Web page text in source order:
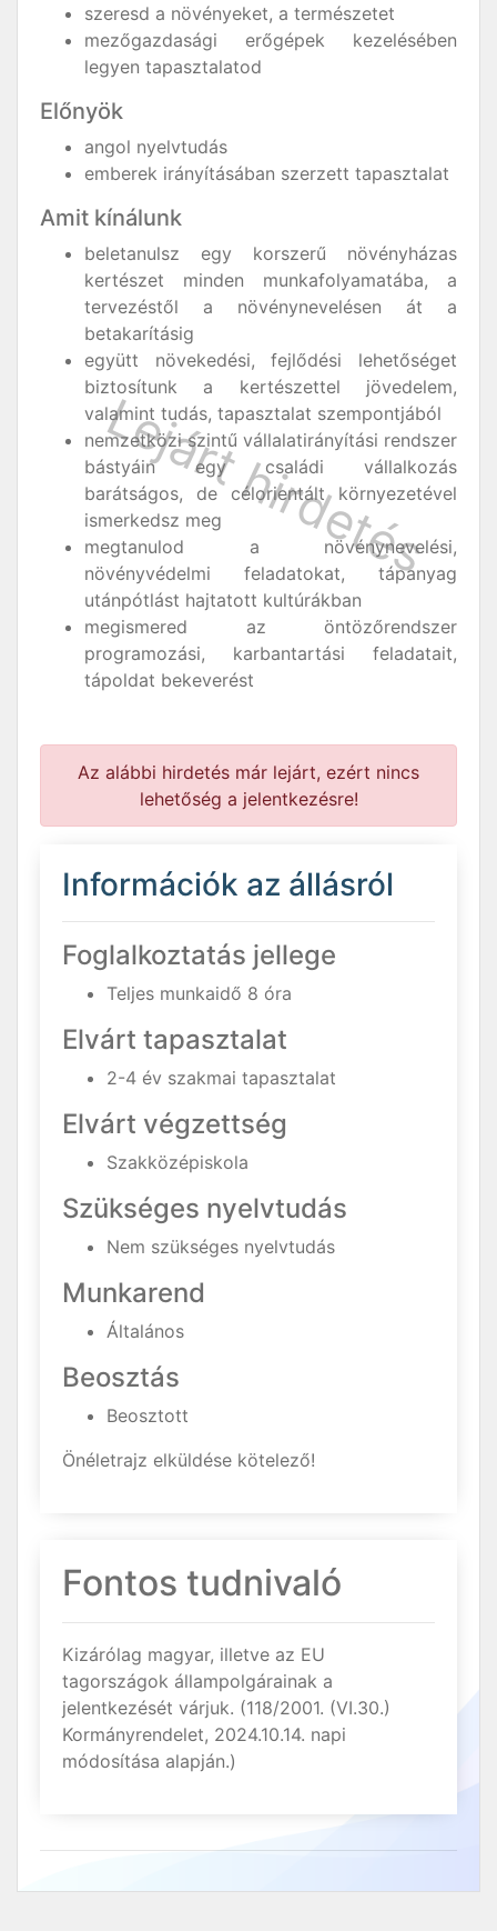
szeresd a növényeket, a természetet
mezőgazdasági erőgépek kezelésében
legyen tapasztalatod
Előnyök
angol nyelvtudás
emberek irányításában szerzett tapasztalat
Amit kínálunk
beletanulsz egy korszerű növényházas
kertészet minden munkafolyamatába, a
tervezéstől a növénynevelésen át a
betakarításig
együtt növekedési, fejlődési lehetőséget
biztosítunk a kertészettel jövedelem,
valamint tudás, tapasztalat szempontjából
nemzetközi szintű vállalatirányítási rendszer
bástyáin egy családi vállalkozás
barátságos, de célorientált környezetével
ismerkedsz meg
megtanulod a növénynevelési,
növényvédelmi feladatokat, tápanyag
utánpótlást hajtatott kultúrákban
megismered az öntözőrendszer
programozási, karbantartási feladatait,
tápoldat bekeverést
Az alábbi hirdetés már lejárt, ezért nincs
lehetőség a jelentkezésre!
Információk az állásról
Foglalkoztatás jellege
Teljes munkaidő 8 óra
Elvárt tapasztalat
2-4 év szakmai tapasztalat
Elvárt végzettség
Szakközépiskola
Szükséges nyelvtudás
Nem szükséges nyelvtudás
Munkarend
Általános
Beosztás
Beosztott
Önéletrajz elküldése kötelező!
Fontos tudnivaló
Kizárólag magyar, illetve az EU
tagországok állampolgárainak a
jelentkezését várjuk. (118/2001. (VI.30.)
Kormányrendelet, 2024.10.14. napi
módosítása alapján.)